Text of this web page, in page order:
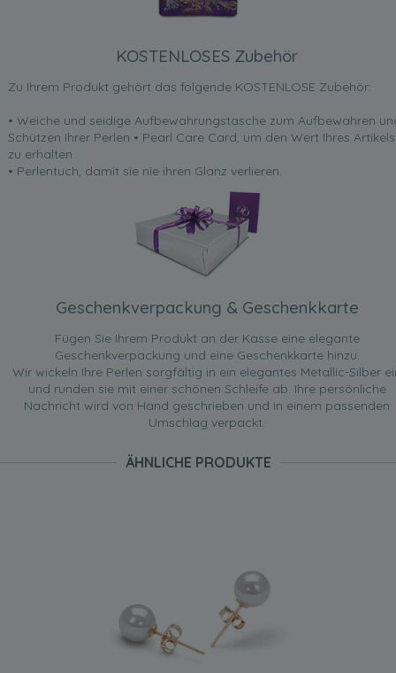
KOSTENLOSES Zubehör
Zu Ihrem Produkt gehört das folgende KOSTENLOSE Zubehör:
• Weiche und seidige Aufbewahrungstasche zum Aufbewahren
Schützen Ihrer Perlen • Pearl Care Card, um den Wert Ihres Artikels
zu erhalten
• Perlentuch, damit sie nie ihren Glanz verlieren.
Geschenkverpackung & Geschenkkarte
Fügen Sie Ihrem Produkt an der Kasse eine elegante
Geschenkverpackung und eine Geschenkkarte hinzu.
Wir wickeln Ihre Perlen sorgfältig in ein elegantes Metallic-Silber
und runden sie mit einer schönen Schleife ab. Ihre persönliche
Nachricht wird von Hand geschrieben und in einem passenden
Umschlag verpackt.
ÄHNLICHE PRODUKTE